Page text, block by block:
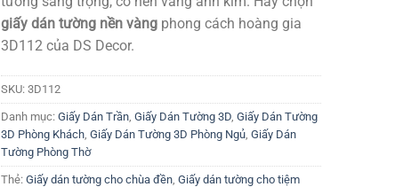
109.000₫.
giấy dán tường nền vàng phong cách hoàng gia
3D112 của DS Decor.
SKU: 3D112
Danh mục: Giấy Dán Trần Giấy Dán Tường 3D Giấy Dán Tường
3D Phòng Khách Giấy Dán Tường 3D Phòng Ngủ Giấy Dán
Tường Phòng Thờ
Thẻ: Giấy dán tường cho chùa đền Giấy dán tường cho tiệm